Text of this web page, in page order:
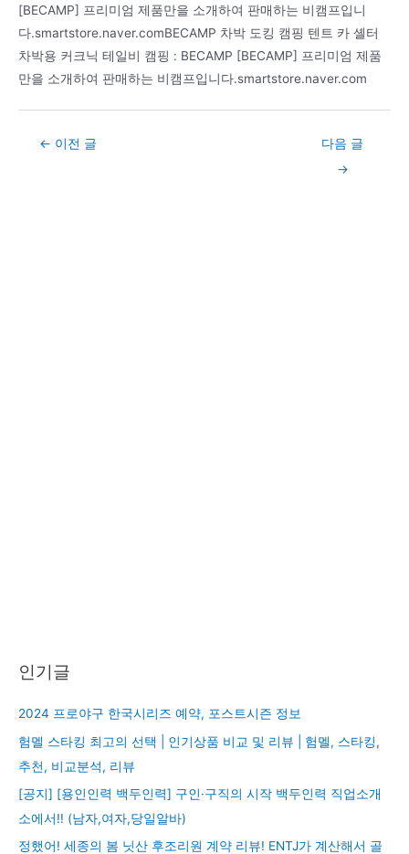
[BECAMP] 프리미엄 제품만을 소개하여 판매하는 비캠프입니
다.smartstore.naver.comBECAMP 차박 도킹 캠핑 텐트 카 셸터
차박용 커크닉 테일비 캠핑 : BECAMP [BECAMP] 프리미엄 제품
만을 소개하여 판매하는 비캠프입니다.smartstore.naver.com
Post← 이전 글
다음 글
→
인기글
2024 프로야구 한국시리즈 예약, 포스트시즌 정보
험멜 스타킹 최고의 선택 | 인기상품 비교 및 리뷰 | 험멜, 스타킹,
추천, 비교분석, 리뷰
[공지] [용인인력 백두인력] 구인·구직의 시작 백두인력 직업소개
소에서!! (남자,여자,당일알바)
정했어! 세종의 봄 닛산 후조리원 계약 리뷰! ENTJ가 계산해서 골